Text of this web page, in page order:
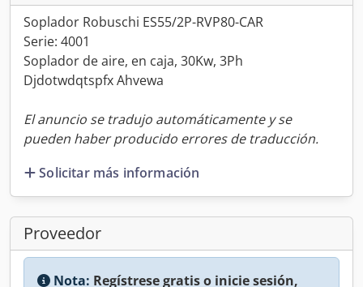
Soplador Robuschi ES55/2P-RVP80-CAR
Serie: 4001
Soplador de aire, en caja, 30Kw, 3Ph
Djdotwdqtspfx Ahvewa
El anuncio se tradujo automáticamente y se
pueden haber producido errores de traducción.
Solicitar más información
Proveedor
Nota: Regístrese gratis o inicie sesión,